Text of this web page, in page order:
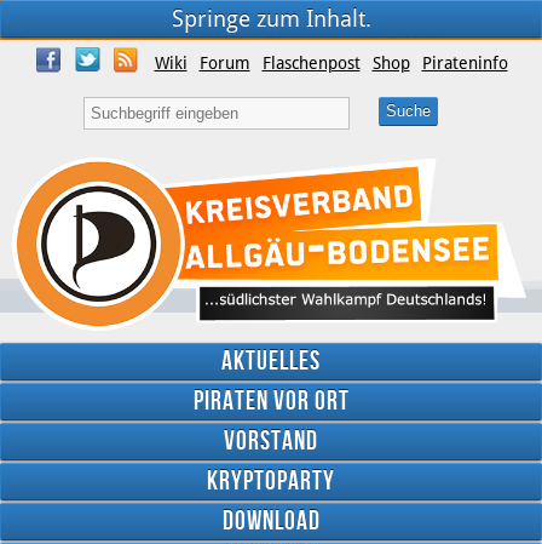
Springe zum Inhalt.
Wiki Forum Flaschenpost Shop Pirateninfo
Aktuelles
Piraten vor Ort
Vorstand
Kryptoparty
Download